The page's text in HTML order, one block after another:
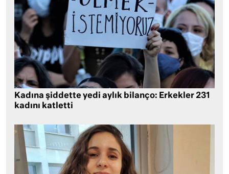
Kadına şiddette yedi aylık bilanço: Erkekler 231
kadını katletti